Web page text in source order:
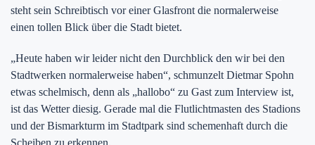
steht sein Schreibtisch vor einer Glasfront die normalerweise
einen tollen Blick über die Stadt bietet.
„Heute haben wir leider nicht den Durchblick den wir bei den
Stadtwerken normalerweise haben“, schmunzelt Dietmar Spohn
etwas schelmisch, denn als „hallobo“ zu Gast zum Interview ist,
ist das Wetter diesig. Gerade mal die Flutlichtmasten des Stadions
und der Bismarkturm im Stadtpark sind schemenhaft durch die
Scheiben zu erkennen.